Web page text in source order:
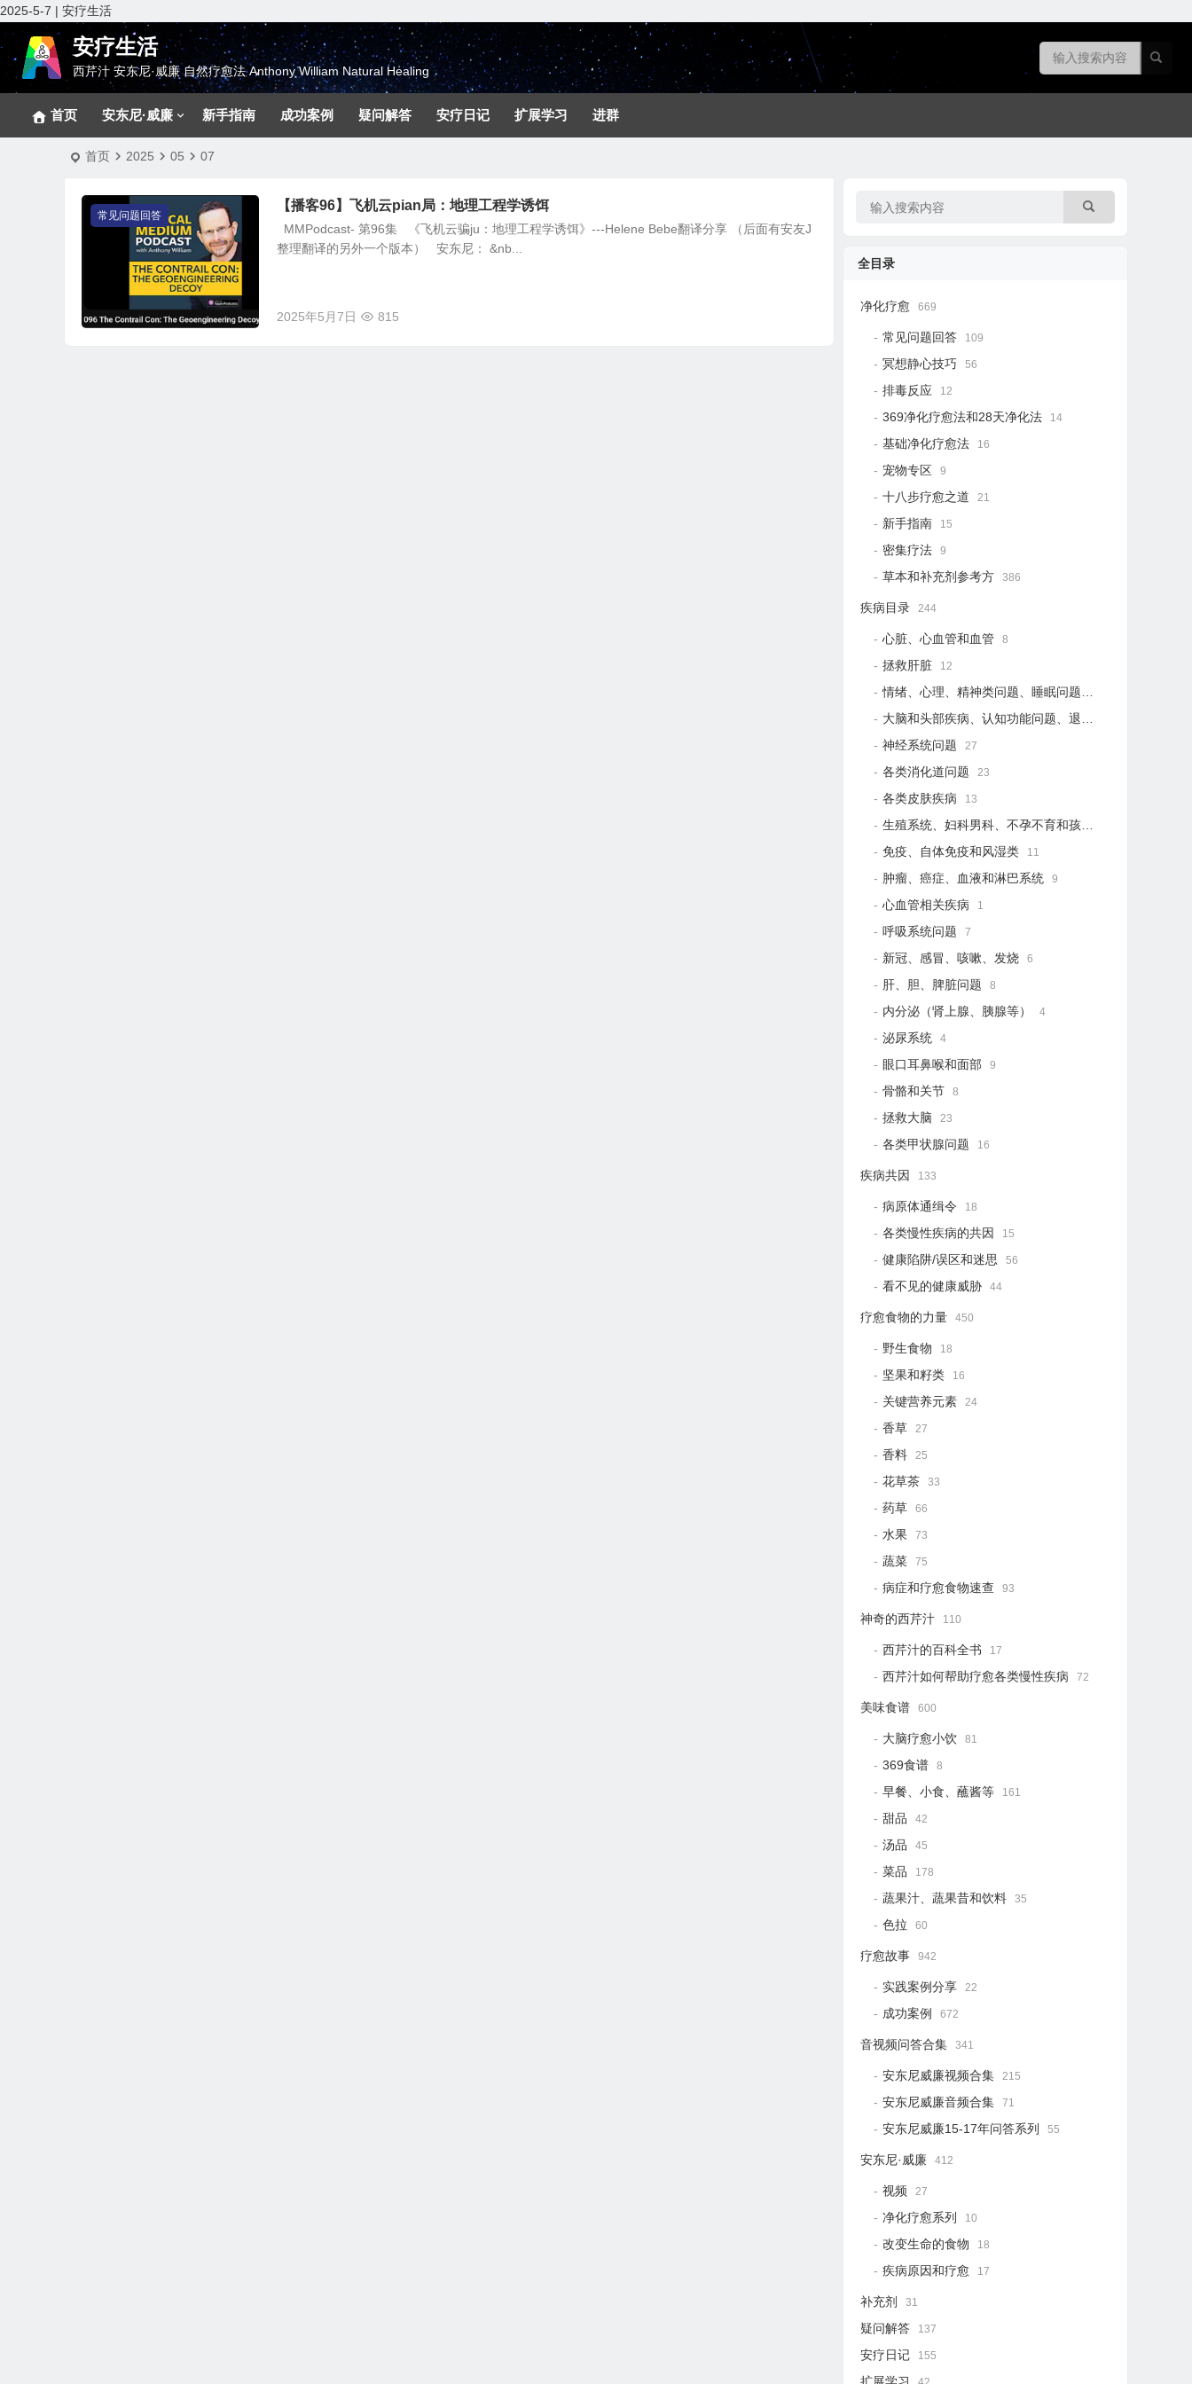
2025-5-7 | 安疗生活
安疗生活
西芹汁 安东尼·威廉 自然疗愈法 Anthony William Natural Healing
首页 安东尼·威廉 新手指南 成功案例 疑问解答 安疗日记 扩展学习 进群
首页 2025 05 07
常见问题回答
【播客96】飞机云pian局：地理工程学诱饵
MMPodcast- 第96集 《飞机云骗ju：地理工程学诱饵》---Helene Bebe翻译分享 （后面有安友J
整理翻译的另外一个版本） 安东尼： &nb...
2025年5月7日 815
全目录
净化疗愈 669
常见问题回答 109
冥想静心技巧 56
排毒反应 12
369净化疗愈法和28天净化法 14
基础净化疗愈法 16
宠物专区 9
十八步疗愈之道 21
新手指南 15
密集疗法 9
草本和补充剂参考方 386
疾病目录 244
心脏、心血管和血管 8
拯救肝脏 12
情绪、心理、精神类问题、睡眠问题 18
大脑和头部疾病、认知功能问题、退行性疾病
神经系统问题 27
各类消化道问题 23
各类皮肤疾病 13
生殖系统、妇科男科、不孕不育和孩子健康
免疫、自体免疫和风湿类 11
肿瘤、癌症、血液和淋巴系统 9
心血管相关疾病 1
呼吸系统问题 7
新冠、感冒、咳嗽、发烧 6
肝、胆、脾脏问题 8
内分泌（肾上腺、胰腺等） 4
泌尿系统 4
眼口耳鼻喉和面部 9
骨骼和关节 8
拯救大脑 23
各类甲状腺问题 16
疾病共因 133
病原体通缉令 18
各类慢性疾病的共因 15
健康陷阱/误区和迷思 56
看不见的健康威胁 44
疗愈食物的力量 450
野生食物 18
坚果和籽类 16
关键营养元素 24
香草 27
香料 25
花草茶 33
药草 66
水果 73
蔬菜 75
病症和疗愈食物速查 93
神奇的西芹汁 110
西芹汁的百科全书 17
西芹汁如何帮助疗愈各类慢性疾病 72
美味食谱 600
大脑疗愈小饮 81
369食谱 8
早餐、小食、蘸酱等 161
甜品 42
汤品 45
菜品 178
蔬果汁、蔬果昔和饮料 35
色拉 60
疗愈故事 942
实践案例分享 22
成功案例 672
音视频问答合集 341
安东尼威廉视频合集 215
安东尼威廉音频合集 71
安东尼威廉15-17年问答系列 55
安东尼·威廉 412
视频 27
净化疗愈系列 10
改变生命的食物 18
疾病原因和疗愈 17
补充剂 31
疑问解答 137
安疗日记 155